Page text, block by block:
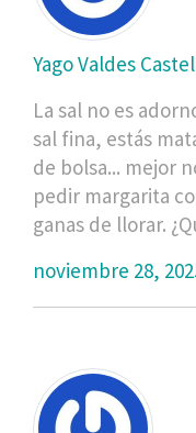
Yago Valdes
La sal no es
sal fina, estás
de bolsa... mejor
pedir margarita
ganas de llorar.
noviembre 28,